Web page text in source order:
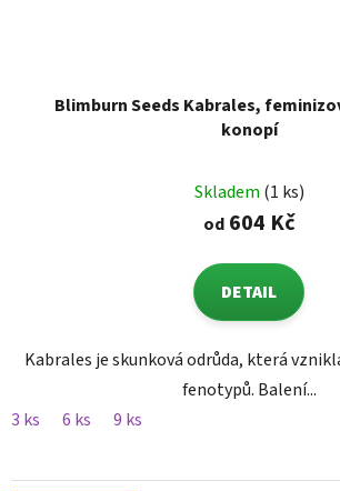
Blimburn Seeds Kabrales,
konopí
Skladem (1 ks)
od604 Kč
DETAIL
Kabrales je skunková odrůda, která
fenotypů. Balení...
3 ks
6 ks 9 ks